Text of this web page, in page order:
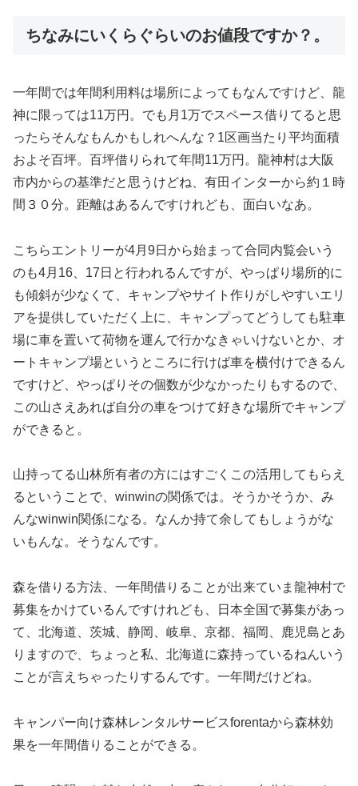
ちなみにいくらぐらいのお値段ですか？。
一年間では年間利用料は場所によってもなんですけど、龍
神に限っては11万円。でも月1万でスペース借りてると思
ったらそんなもんかもしれへんな？1区画当たり平均面積
およそ百坪。百坪借りられて年間11万円。龍神村は大阪
市内からの基準だと思うけどね、有田インターから約１時
間３０分。距離はあるんですけれども、面白いなあ。
こちらエントリーが4月9日から始まって合同内覧会いう
のも4月16、17日と行われるんですが、やっぱり場所的に
も傾斜が少なくて、キャンプやサイト作りがしやすいエリ
アを提供していただく上に、キャンプってどうしても駐車
場に車を置いて荷物を運んで行かなきゃいけないとか、オ
ートキャンプ場というところに行けば車を横付けできるん
ですけど、やっぱりその個数が少なかったりもするので、
この山さえあれば自分の車をつけて好きな場所でキャンプ
ができると。
山持ってる山林所有者の方にはすごくこの活用してもらえ
るということで、winwinの関係では。そうかそうか、み
んなwinwin関係になる。なんか持て余してもしょうがな
いもんな。そうなんです。
森を借りる方法、一年間借りることが出来ていま龍神村で
募集をかけているんですけれども、日本全国で募集があっ
て、北海道、茨城、静岡、岐阜、京都、福岡、鹿児島とあ
りますので、ちょっと私、北海道に森持っているねんいう
ことが言えちゃったりするんです。一年間だけどね。
キャンパー向け森林レンタルサービスforentaから森林効
果を一年間借りることができる。